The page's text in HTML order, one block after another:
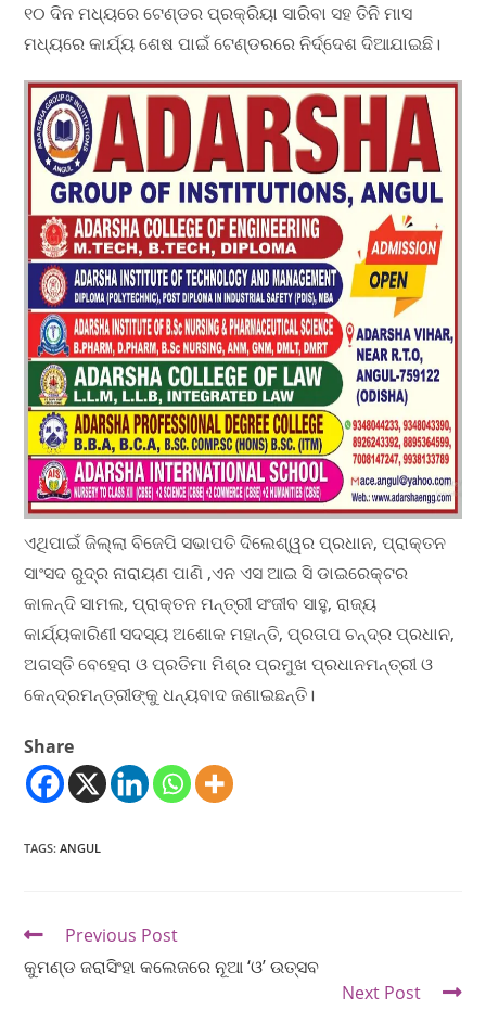
୧୦ ଦିନ ମଧ୍ୟରେ ଟେଣ୍ଡର ପ୍ରକ୍ରିୟା ସାରିବା ସହ ତିନି ମାସ
ମଧ୍ୟରେ କାର୍ଯ୍ୟ ଶେଷ ପାଇଁ ଟେଣ୍ଡରରେ ନିର୍ଦ୍ଦେଶ ଦିଆଯାଇଛି।
ଏଥିପାଇଁ ଜିଲ୍ଲା ବିଜେପି ସଭାପତି ଦିଲେଶ୍ୱର ପ୍ରଧାନ, ପ୍ରାକ୍ତନ
ସାଂସଦ ରୁଦ୍ର ନାରାୟଣ ପାଣି ,ଏନ ଏସ ଆଇ ସି ଡାଇରେକ୍ଟର
କାଳନ୍ଦି ସାମଲ, ପ୍ରାକ୍ତନ ମନ୍ତ୍ରୀ ସଂଜୀବ ସାହୁ, ରାଜ୍ୟ
କାର୍ଯ୍ୟକାରିଣୀ ସଦସ୍ୟ ଅଶୋକ ମହାନ୍ତି, ପ୍ରତାପ ଚନ୍ଦ୍ର ପ୍ରଧାନ,
ଅଗସ୍ତି ବେହେରା ଓ ପ୍ରତିମା ମିଶ୍ର ପ୍ରମୁଖ ପ୍ରଧାନମନ୍ତ୍ରୀ ଓ
କେନ୍ଦ୍ରମନ୍ତ୍ରୀଙ୍କୁ ଧନ୍ୟବାଦ ଜଣାଇଛନ୍ତି।
Share
TAGS:ANGUL
Previous Post
କୁମଣ୍ଡ ଜରାସିଂହା କଲେଜରେ ନୂଆ ‘ଓ’ ଉତ୍ସବ
Next Post